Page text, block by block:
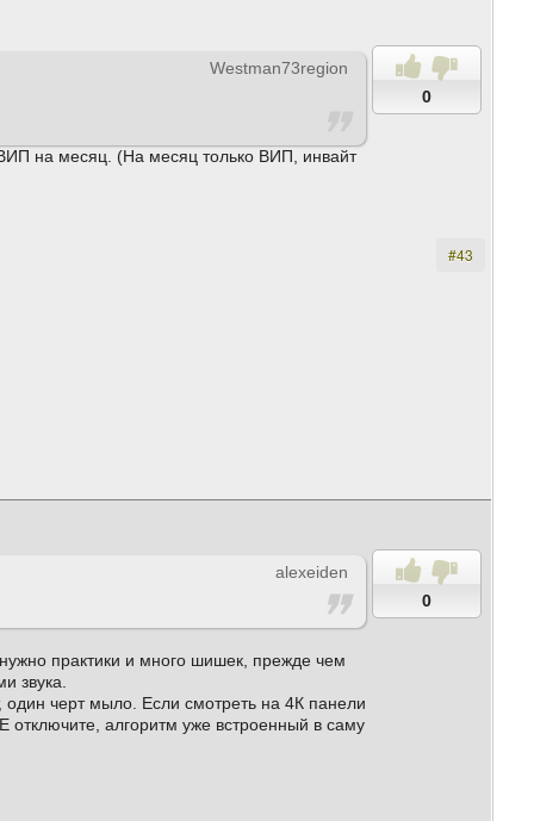
0
Westman73region
на месяц. (На месяц только ВИП, инвайт
#43
0
alexeiden
практики и много шишек, прежде чем
звука.
один черт мыло. Если смотреть на 4К панели
отключите, алгоритм уже встроенный в саму